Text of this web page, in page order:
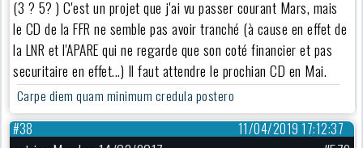
(3 ? 5? ) C'est un projet que j'ai vu passer courant Mars, mais
le CD de la FFR ne semble pas avoir tranché (à cause en effet de
la LNR et l'APARE qui ne regarde que son coté financier et pas
securitaire en effet...) Il faut attendre le prochian CD en Mai.
Carpe diem quam minimum credula postero
11/04/2019 17:12:37
#38